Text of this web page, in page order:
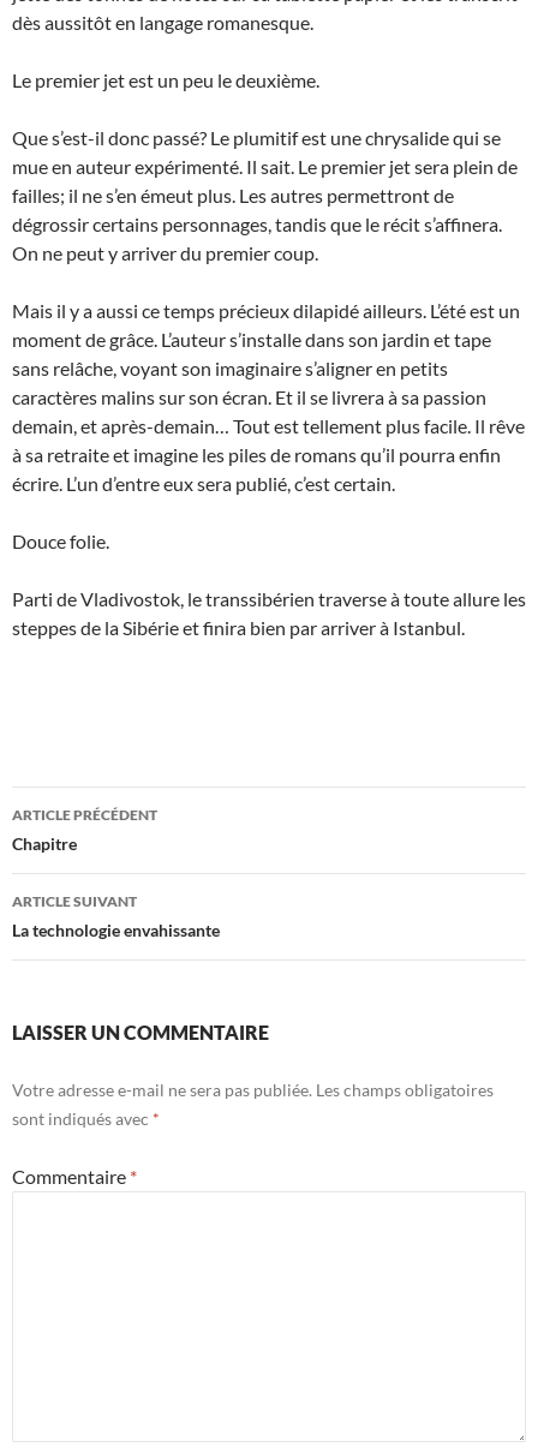
dès aussitôt en langage romanesque.
Le premier jet est un peu le deuxième.
Que s’est-il donc passé? Le plumitif est une chrysalide qui se
mue en auteur expérimenté. Il sait. Le premier jet sera plein de
failles; il ne s’en émeut plus. Les autres permettront de
dégrossir certains personnages, tandis que le récit s’affinera.
On ne peut y arriver du premier coup.
Mais il y a aussi ce temps précieux dilapidé ailleurs. L’été est un
moment de grâce. L’auteur s’installe dans son jardin et tape
sans relâche, voyant son imaginaire s’aligner en petits
caractères malins sur son écran. Et il se livrera à sa passion
demain, et après-demain… Tout est tellement plus facile. Il rêve
à sa retraite et imagine les piles de romans qu’il pourra enfin
écrire. L’un d’entre eux sera publié, c’est certain.
Douce folie.
Parti de Vladivostok, le transsibérien traverse à toute allure les
steppes de la Sibérie et finira bien par arriver à Istanbul.
Navigation
des
articles
ARTICLE PRÉCÉDENT
Chapitre
ARTICLE SUIVANT
La technologie envahissante
LAISSER UN COMMENTAIRE
Votre adresse e-mail ne sera pas publiée. Les champs obligatoires
sont indiqués avec *
Commentaire *